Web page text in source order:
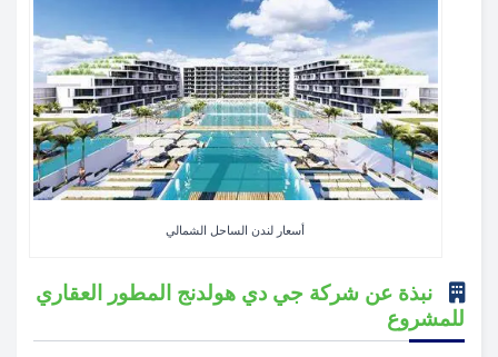
أسعار لندن الساحل الشمالي
نبذة عن شركة جي دي هولدنج المطور العقاري
للمشروع